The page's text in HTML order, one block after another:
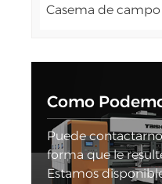
Casema de
Como
Puede
forma que le
Estamos